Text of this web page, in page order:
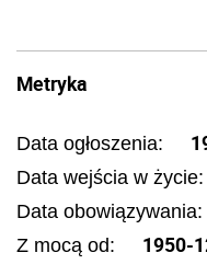
Metryka
Data ogłoszenia:
Data wejścia w życie:
Data obowiązywania:
Z mocą od: 1950-